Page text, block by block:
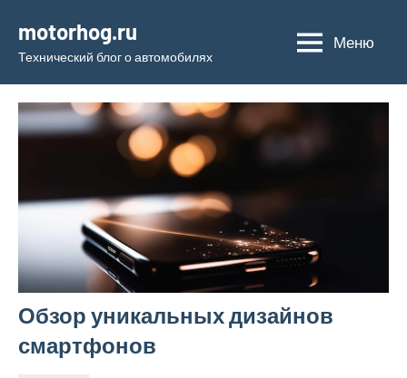
содержимому
motorhog.ru
Технический блог о автомобилях
Меню
Обзор уникальных дизайнов
смартфонов